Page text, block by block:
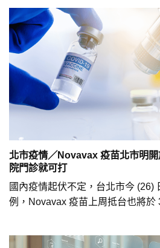
北市疫情／Novavax 疫苗北市明開放疫
院門診就可打
國內疫情起伏不定，台北市今 (26)
例，Novavax 疫苗上周抵台也將於